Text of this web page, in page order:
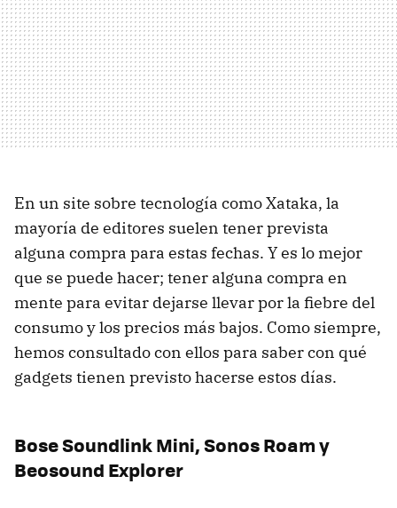
En un site sobre tecnología como Xataka, la
mayoría de editores suelen tener prevista
alguna compra para estas fechas. Y es lo mejor
que se puede hacer; tener alguna compra en
mente para evitar dejarse llevar por la fiebre del
consumo y los precios más bajos. Como siempre,
hemos consultado con ellos para saber con qué
gadgets tienen previsto hacerse estos días.
Bose Soundlink Mini, Sonos Roam y
Beosound Explorer